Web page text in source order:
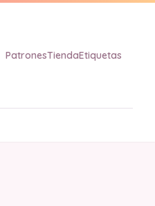
PatronesTiendaEtiquetas